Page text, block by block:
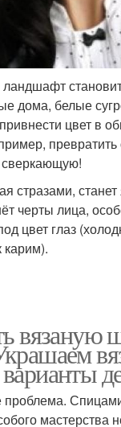
дома, белые
цвет в
стразами,
черты лица,
цвет глаз
вязаную
проблема.
мастерства